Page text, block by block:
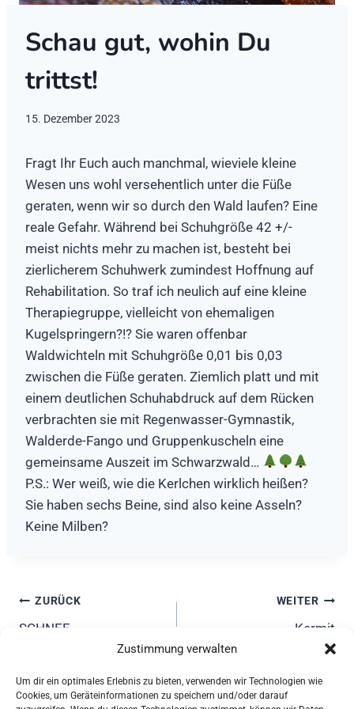
Zustimmung verwalten
Um dir ein optimales Erlebnis zu bieten, verwenden wir Technologien wie
Cookies, um Geräteinformationen zu speichern und/oder darauf
Schau gut, wohin Du
trittst!
15. Dezember 2023
Fragt Ihr Euch auch manchmal, wieviele kleine
Wesen uns wohl versehentlich unter die Füße
geraten, wenn wir so durch den Wald laufen? Eine
reale Gefahr. Während bei Schuhgröße 42 +/-
meist nichts mehr zu machen ist, besteht bei
zierlicherem Schuhwerk zumindest Hoffnung auf
Rehabilitation. So traf ich neulich auf eine kleine
Therapiegruppe, vielleicht von ehemaligen
Kugelspringern?!? Sie waren offenbar
Waldwichteln mit Schuhgröße 0,01 bis 0,03
zwischen die Füße geraten. Ziemlich platt und mit
einem deutlichen Schuhabdruck auf dem Rücken
verbrachten sie mit Regenwasser-Gymnastik,
Walderde-Fango und Gruppenkuscheln eine
gemeinsame Auszeit im Schwarzwald…
P.S.: Wer weiß, wie die Kerlchen wirklich heißen?
Sie haben sechs Beine, sind also keine Asseln?
Keine Milben?
Beitragsnavigation
ZURÜCK
SCHNEE
WEITER
Kermit
Karin Knöthig, Nordendstr. 10, 82362 Weilheim - Mail: